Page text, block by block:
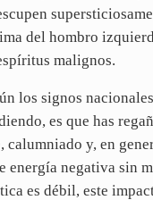
del hombro
malignos.
los signos
es que has
calumniado y, en
energía negativa sin
es débil, este